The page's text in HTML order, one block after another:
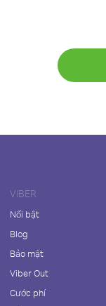
VIBER
Nổi bật
Blog
Bảo mật
Viber Out
Cước phí